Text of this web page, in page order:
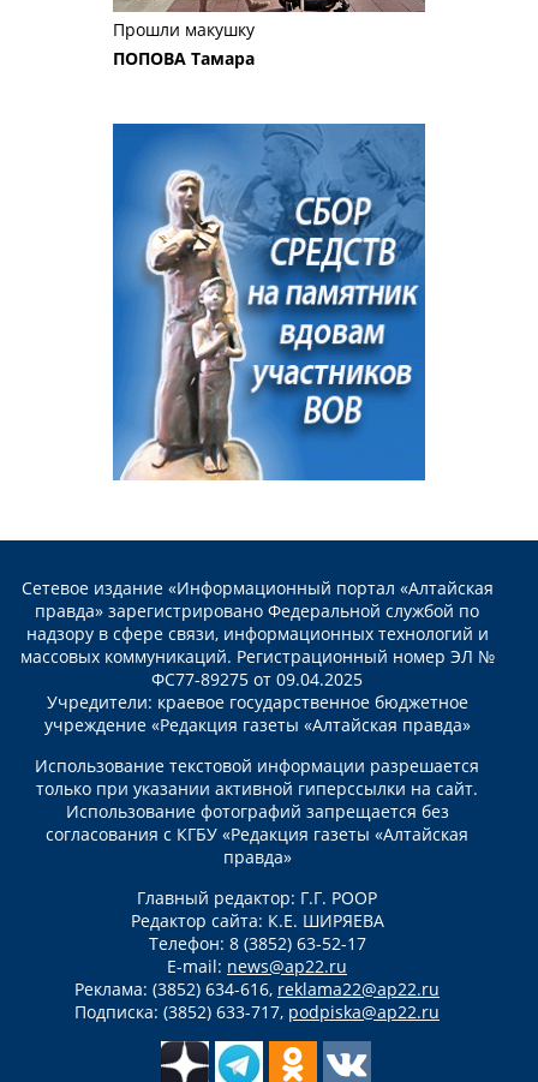
Прошли макушку
ПОПОВА Тамара
Сетевое издание «Информационный портал «Алтайская
правда» зарегистрировано Федеральной службой по
надзору в сфере связи, информационных технологий и
массовых коммуникаций. Регистрационный номер ЭЛ №
ФС77-89275 от 09.04.2025
Учредители: краевое государственное бюджетное
учреждение «Редакция газеты «Алтайская правда»
Использование текстовой информации разрешается
только при указании активной гиперссылки на сайт.
Использование фотографий запрещается без
согласования с КГБУ «Редакция газеты «Алтайская
правда»
Главный редактор: Г.Г. РООР
Редактор сайта: К.Е. ШИРЯЕВА
Телефон: 8 (3852) 63-52-17
E-mail: news@ap22.ru
Реклама: (3852) 634-616, reklama22@ap22.ru
Подписка: (3852) 633-717, podpiska@ap22.ru